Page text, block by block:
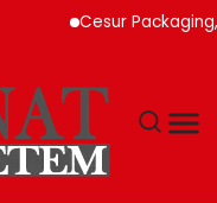
Cesur Packaging,